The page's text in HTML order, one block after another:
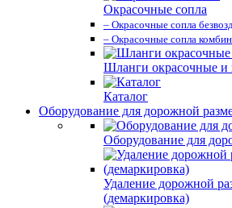
Окрасочные сопла
– Окрасочные сопла
– Окрасочные сопла
Шланги окрасочные и
Каталог
Оборудование для дорожной
Оборудование для
Удаление дорожной
(демаркировка)